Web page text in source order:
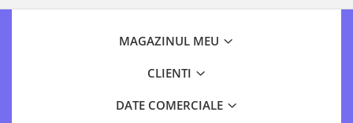
Motopompe
MAGAZINUL MEU
CLIENTI
DATE COMERCIALE